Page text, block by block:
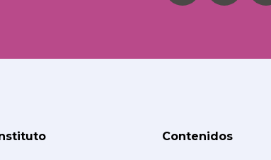
Contenidos